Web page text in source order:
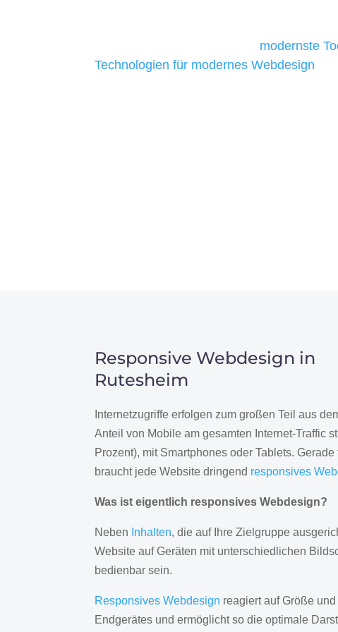
modernste
Technologien für modernes Webdesign
Responsive Webdesign in
Rutesheim
Internetzugriffe erfolgen zum großen Teil aus
Anteil von Mobile am gesamten Internet-Traffic
Prozent), mit Smartphones oder Tablets.
braucht jede Website dringend responsives
Was ist eigentlich responsives Webdesign?
Neben Inhalten, die auf Ihre Zielgruppe
Website auf Geräten mit unterschiedlichen
bedienbar sein.
Responsives Webdesign reagiert auf Größe
Endgerätes und ermöglicht so die optimale